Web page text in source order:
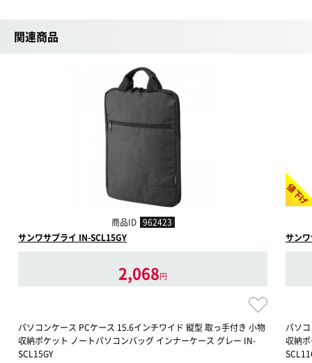
関連商品
商品ID 962423
サンワサプライ IN-SCL15GY
2,068円
パソコンケース PCケース 15.6インチワイド 縦型 取っ手付き 小物
収納ポケット ノートパソコンバッグ インナーケース グレー IN-
SCL15GY
値下げ
サン
パソ
収納